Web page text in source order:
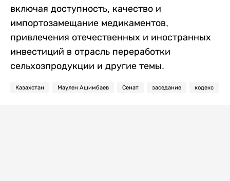
включая доступность, качество и
импортозамещание медикаментов,
привлечения отечественных и иностранных
инвестиций в отрасль переработки
сельхозпродукции и другие темы.
Казахстан Маулен Ашимбаев Сенат заседание кодекс